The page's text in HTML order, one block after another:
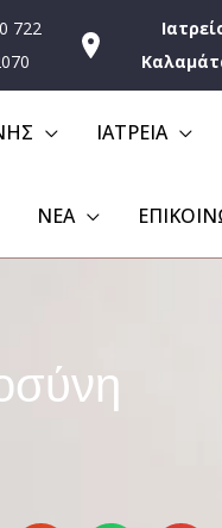
722
ΙΑΤΡΕΙΑ
ΝΕΑ